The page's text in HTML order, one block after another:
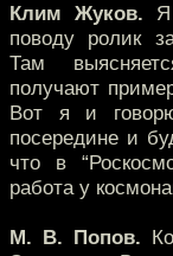
Клим Жуков. Я
поводу ролик
Там
получают
Вот я и
посередине и
что в
работа у
М. В. Попов.